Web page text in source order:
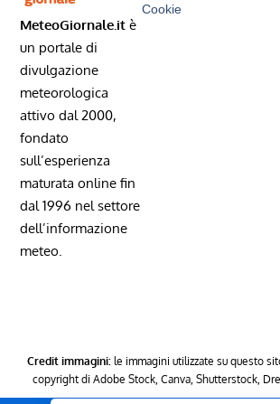
MeteoGiornale.it è
un portale di
divulgazione
meteorologica
attivo dal 2000,
fondato
sull’esperienza
maturata online fin
dal 1996 nel settore
dell’informazione
meteo.
Cookie
Credit immagini: le immagini utilizzate su questo
copyright di Adobe Stock, Canva, Shutterstock,